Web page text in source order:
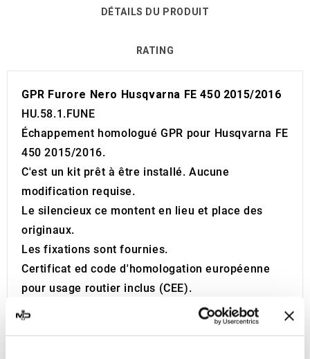
DÉTAILS DU PRODUIT
RATING
GPR Furore Nero Husqvarna FE 450 2015/2016
HU.58.1.FUNE
Échappement homologué GPR pour Husqvarna FE
450 2015/2016.
C'est un kit prêt à être installé. Aucune
modification requise.
Le silencieux ce montent en lieu et place des
originaux.
Les fixations sont fournies.
Certificat ed code d'homologation européenne
pour usage routier inclus (CEE).
Le catalyseur ce n'est pas inclus dans le kit.